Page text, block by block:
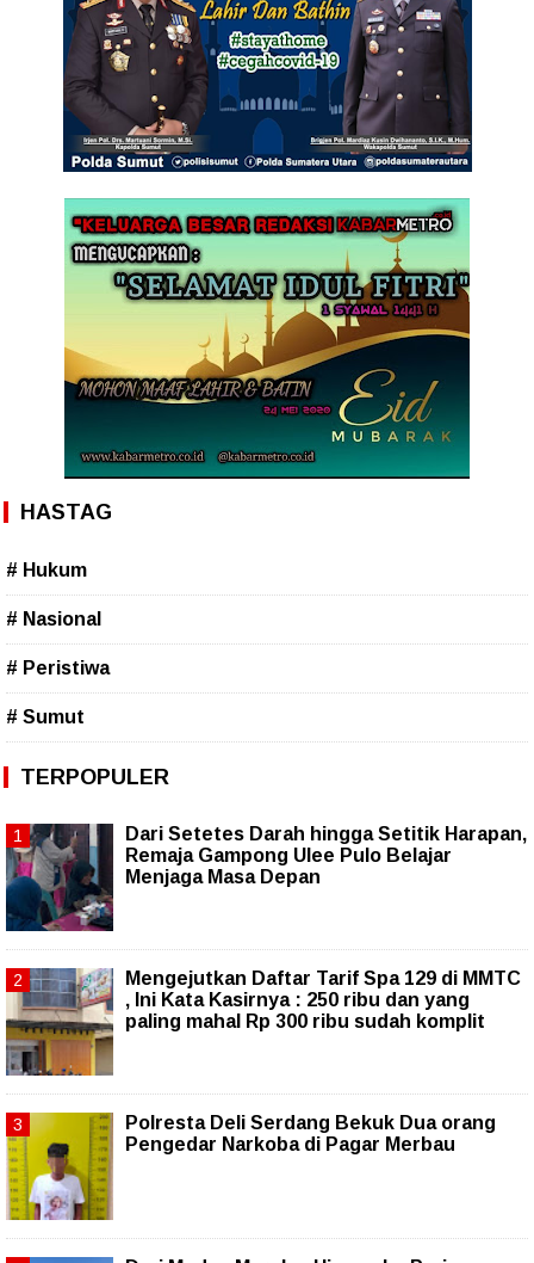
HASTAG
# Hukum
# Nasional
# Peristiwa
# Sumut
TERPOPULER
Dari Setetes Darah hingga Setitik Harapan,
Remaja Gampong Ulee Pulo Belajar
Menjaga Masa Depan
Mengejutkan Daftar Tarif Spa 129 di MMTC
, Ini Kata Kasirnya : 250 ribu dan yang
paling mahal Rp 300 ribu sudah komplit
Polresta Deli Serdang Bekuk Dua orang
Pengedar Narkoba di Pagar Merbau